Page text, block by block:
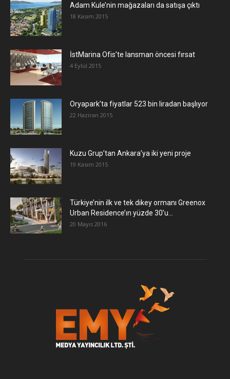
Adam Kule’nin mağazaları da satışa çıktı
18 Kasım 2015
İstMarina Ofis’te lansman öncesi fırsat
4 Eylül 2015
Oryapark’ta fiyatlar 523 bin liradan başlıyor
22 Haziran 2015
​Kuzu Grup’tan Ankara’ya iki yeni proje
19 Kasım 2015
Türkiye’nin ilk ve tek dikey ormanı Greenox
Urban Residence’ın yüzde 30’u...
20 Mayıs 2016